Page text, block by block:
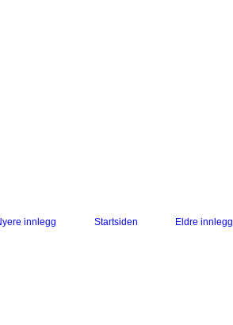
innlegg Eldre innlegg
Startsiden